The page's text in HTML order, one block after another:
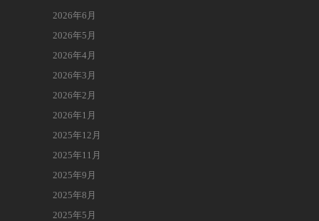
2026年6月
2026年5月
2026年4月
2026年3月
2026年2月
2026年1月
2025年12月
2025年11月
2025年9月
2025年8月
2025年5月